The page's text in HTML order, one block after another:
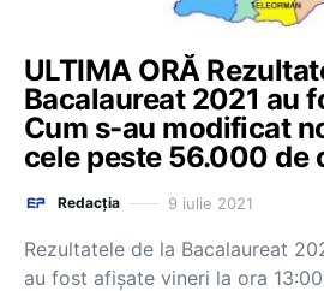
ULTIMA ORĂ
Bacalaureat 2021 au
Cum s-au modificat
cele peste 56.000 de
Redacția 9 iulie 2021
Rezultatele de la Bacalaureat
au fost afișate vineri la ora